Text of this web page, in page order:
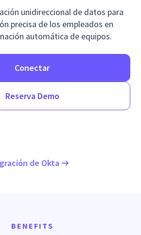
unidireccional de datos para
precisa de los empleados en
automática de equipos.
Conectar
Reserva Demo
de Okta
BENEFITS